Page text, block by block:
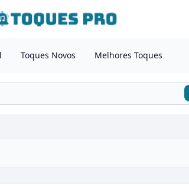
Toques Novos Melhores Toques